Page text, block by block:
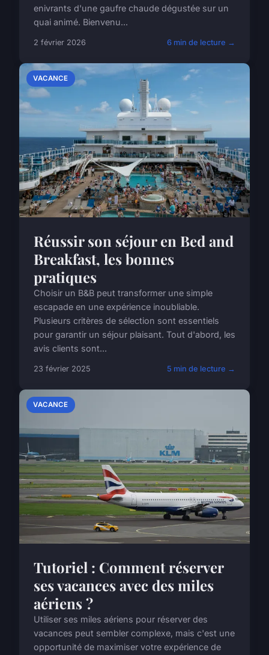
enivrants d'une gaufre chaude dégustée sur un
quai animé. Bienvenu...
2 février 2026 6 min de lecture →
VACANCE
Réussir son séjour en Bed and
Breakfast, les bonnes
pratiques
Choisir un B&B peut transformer une simple
escapade en une expérience inoubliable.
Plusieurs critères de sélection sont essentiels
pour garantir un séjour plaisant. Tout d'abord, les
avis clients sont...
23 février 2025 5 min de lecture →
VACANCE
Tutoriel : Comment réserver
ses vacances avec des miles
aériens ?
Utiliser ses miles aériens pour réserver des
vacances peut sembler complexe, mais c'est une
opportunité de maximiser votre expérience de